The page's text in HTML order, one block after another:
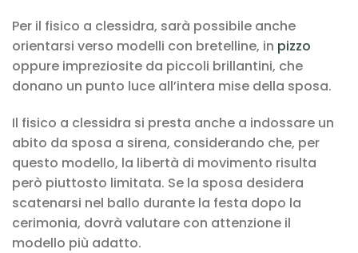
Per il fisico a clessidra, sarà possibile anche
orientarsi verso modelli con bretelline, in pizzo
oppure impreziosite da piccoli brillantini, che
donano un punto luce all’intera mise della sposa.
Il fisico a clessidra si presta anche a indossare un
abito da sposa a sirena, considerando che, per
questo modello, la libertà di movimento risulta
però piuttosto limitata. Se la sposa desidera
scatenarsi nel ballo durante la festa dopo la
cerimonia, dovrà valutare con attenzione il
modello più adatto.